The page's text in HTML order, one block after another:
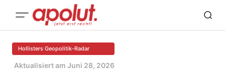
Hollisters Geopolitik-Radar
Aktualisiert am Juni 28, 2026